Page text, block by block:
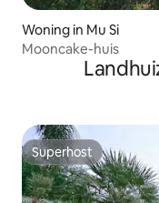
Woning in Mu Si
Mooncake-huis
Superhost
Superhost